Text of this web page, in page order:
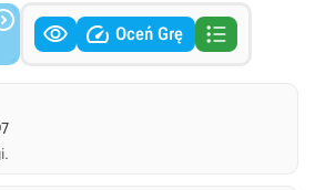
  Oceń Grę 